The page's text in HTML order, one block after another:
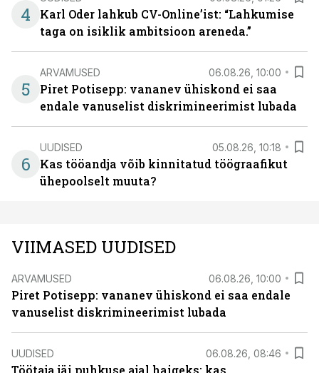
4
Karl Oder lahkub CV-Online’ist: “Lahkumise
taga on isiklik ambitsioon areneda.”
5
ARVAMUSED 06.08.26, 10:00
Piret Potisepp: vananev ühiskond ei saa
endale vanuselist diskrimineerimist lubada
6
UUDISED 05.08.26, 10:18
Kas tööandja võib kinnitatud töögraafikut
ühepoolselt muuta?
VIIMASED UUDISED
ARVAMUSED 06.08.26, 10:00
Piret Potisepp: vananev ühiskond ei saa endale
vanuselist diskrimineerimist lubada
UUDISED 06.08.26, 08:46
Töötaja jäi puhkuse ajal haigeks: kas